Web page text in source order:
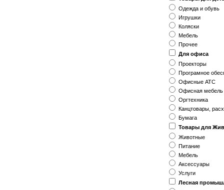
Одежда и обувь
Игрушки
Коляски
Мебель
Прочее
Для офиса
Проекторы
Програмное
Офисные АТС
Офисная мебель
Оргтехника
Канцтовары,
Бумага
Товары для
Животные
Питание
Мебель
Аксессуары
Услуги
Лесная